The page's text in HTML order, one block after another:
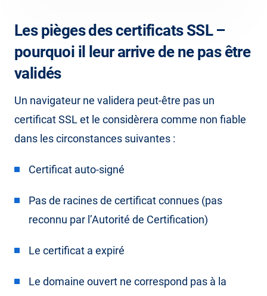
Les pièges des certificats SSL –
pourquoi il leur arrive de ne pas être
validés
Un navigateur ne validera peut-être pas un
certificat SSL et le considèrera comme non fiable
dans les circonstances suivantes :
Certificat auto-signé
Pas de racines de certificat connues (pas
reconnu par l’Autorité de Certification)
Le certificat a expiré
Le domaine ouvert ne correspond pas à la